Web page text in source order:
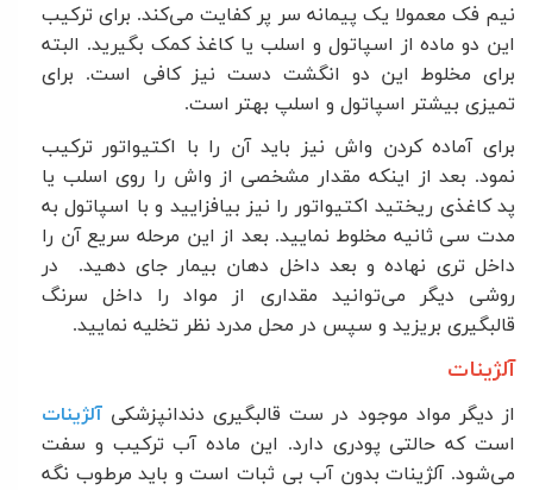
نیم فک معمولا یک پیمانه سر پر کفایت می‌کند. برای ترکیب
این دو ماده از اسپاتول و اسلب یا کاغذ کمک بگیرید. البته
برای مخلوط این دو انگشت دست نیز کافی است. برای
تمیزی بیشتر اسپاتول و اسلپ بهتر است.
برای آماده کردن واش نیز باید آن را با اکتیواتور ترکیب
نمود. بعد از اینکه مقدار مشخصی از واش را روی اسلب یا
پد کاغذی ریختید اکتیواتور را نیز بیافزایید و با اسپاتول به
مدت سی ثانیه مخلوط نمایید. بعد از این مرحله سریع آن را
داخل تری نهاده و بعد داخل دهان بیمار جای دهید. در
روشی دیگر می‌توانید مقداری از مواد را داخل سرنگ
قالبگیری بریزید و سپس در محل مدرد نظر تخلیه نمایید.
آلژینات
از دیگر مواد موجود در ست قالبگیری دندانپزشکی آلژینات
است که حالتی پودری دارد. این ماده آب ترکیب و سفت
می‌شود. آلژینات بدون آب بی ثبات است و باید مرطوب نگه